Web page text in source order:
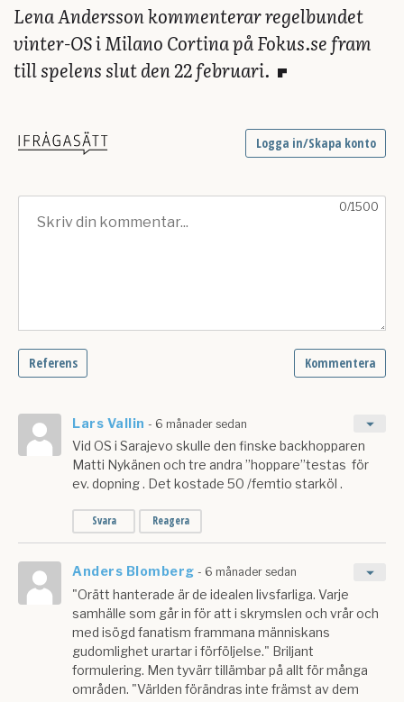
Lena Andersson kommenterar regelbundet
vinter-OS i Milano Cortina på Fokus.se fram
till spelens slut den 22 februari.